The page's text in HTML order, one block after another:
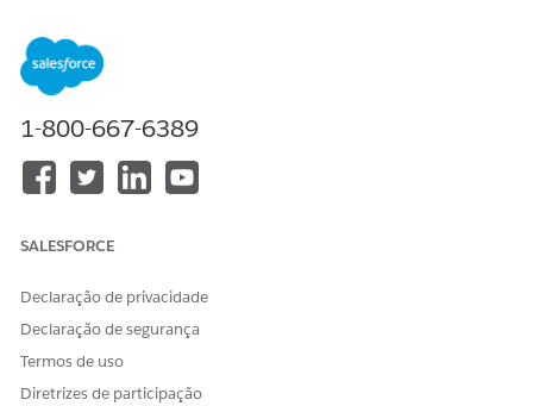
Exibir edições com suporte.
Este artigo não se aplica
a:
1-800-667-6389
SALESFORCE
Declaração de privacidade
Declaração de segurança
Termos de uso
Diretrizes de participação